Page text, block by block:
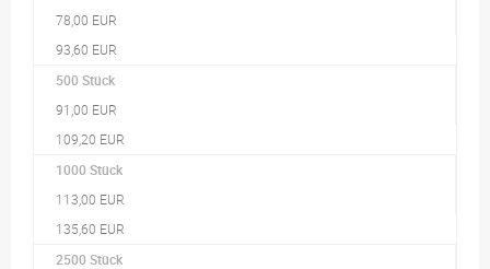
78,00 EUR
93,60 EUR
500 Stück
91,00 EUR
109,20 EUR
1000 Stück
113,00 EUR
135,60 EUR
2500 Stück